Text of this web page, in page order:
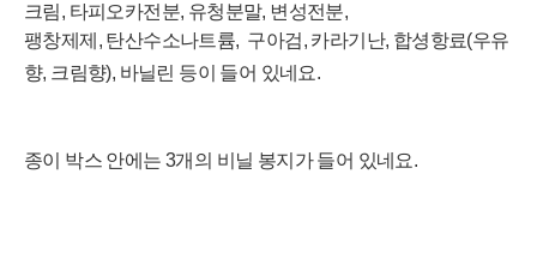
크림, 타피오카전분, 유청분말, 변성전분,
팽창제제, 탄산수소나트륨, 구아검, 카라기난, 합셩항료(우유
향, 크림향), 바닐린 등이 들어 있네요.
종이 박스 안에는 3개의 비닐 봉지가 들어 있네요.